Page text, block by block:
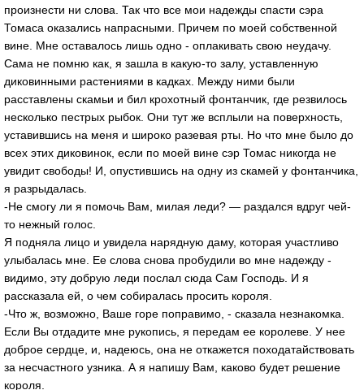
произнести ни слова. Так что все мои надежды спасти сэра
Томаса оказались напрасными. Причем по моей собственной
вине. Мне оставалось лишь одно - оплакивать свою неудачу.
Сама не помню как, я зашла в какую-то залу, уставленную
диковинными растениями в кадках. Между ними были
расставлены скамьи и бил крохотный фонтанчик, где резвилось
несколько пестрых рыбок. Они тут же всплыли на поверхность,
уставившись на меня и широко разевая рты. Но что мне было до
всех этих диковинок, если по моей вине сэр Томас никогда не
увидит свободы! И, опустившись на одну из скамей у фонтанчика,
я разрыдалась.
-Не смогу ли я помочь Вам, милая леди? — раздался вдруг чей-
то нежный голос.
Я подняла лицо и увидела нарядную даму, которая участливо
улыбалась мне. Ее слова снова пробудили во мне надежду -
видимо, эту добрую леди послал сюда Сам Господь. И я
рассказала ей, о чем собиралась просить короля.
-Что ж, возможно, Ваше горе поправимо, - сказала незнакомка.
Если Вы отдадите мне рукопись, я передам ее королеве. У нее
доброе сердце, и, надеюсь, она не откажется походатайствовать
за несчастного узника. А я напишу Вам, каково будет решение
короля.